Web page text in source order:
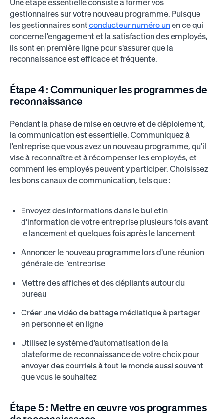
Une étape essentielle consiste à former vos
gestionnaires sur votre nouveau programme. Puisque
les gestionnaires sont conducteur numéro unen ce qui
concerne l'engagement et la satisfaction des employés,
ils sont en première ligne pour s'assurer que la
reconnaissance est efficace et fréquente.
Étape 4 : Communiquer les programmes de
reconnaissance
Pendant la phase de mise en œuvre et de déploiement,
la communication est essentielle. Communiquez à
l'entreprise que vous avez un nouveau programme, qu'il
vise à reconnaître et à récompenser les employés, et
comment les employés peuvent y participer. Choisissez
les bons canaux de communication, tels que :
Envoyez des informations dans le bulletin
d'information de votre entreprise plusieurs fois avant
le lancement et quelques fois après le lancement
Annoncer le nouveau programme lors d'une réunion
générale de l'entreprise
Mettre des affiches et des dépliants autour du
bureau
Créer une vidéo de battage médiatique à partager
en personne et en ligne
Utilisez le système d'automatisation de la
plateforme de reconnaissance de votre choix pour
envoyer des courriels à tout le monde aussi souvent
que vous le souhaitez
Étape 5 : Mettre en œuvre vos programmes